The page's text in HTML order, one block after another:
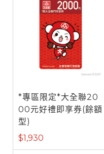
*專區限定*大全聯20
00元好禮即享券(餘額
型)
$1,930